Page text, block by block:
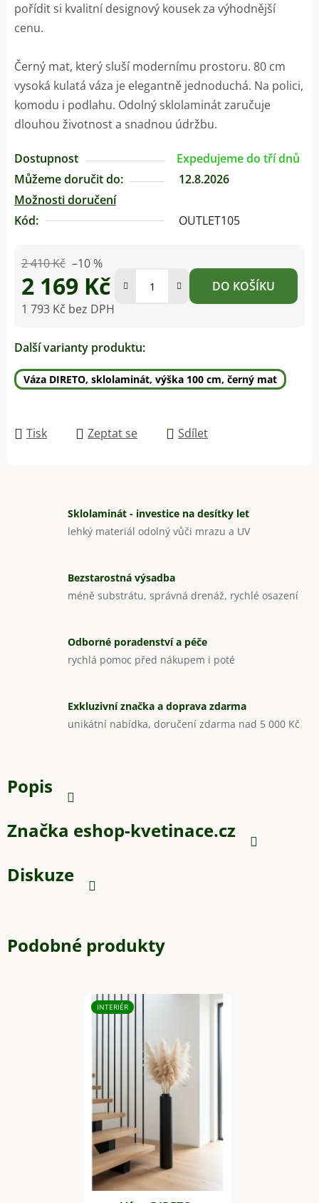
pořídit si kvalitní designový kousek za výhodnější
cenu.
Černý mat, který sluší modernímu prostoru. 80 cm
vysoká kulatá váza je elegantně jednoduchá. Na polici,
komodu i podlahu. Odolný sklolaminát zaručuje
dlouhou životnost a snadnou údržbu.
Dostupnost
Expedujeme do tří dnů
Můžeme doručit do:
12.8.2026
Možnosti doručení
Kód:
OUTLET105
2 410 Kč –10 %
2 169 Kč
1 793 Kč bez DPH
DO KOŠÍKU
Další varianty produktu:
Váza DIRETO, sklolaminát, výška 100 cm, černý mat
Tisk Zeptat se Sdílet
Sklolaminát - investice na desítky let
lehký materiál odolný vůči mrazu a UV
Bezstarostná výsadba
méně substrátu, správná drenáž, rychlé osazení
Odborné poradenství a péče
rychlá pomoc před nákupem i poté
Exkluzivní značka a doprava zdarma
unikátní nabídka, doručení zdarma nad 5 000 Kč
Popis
Značka eshop-kvetinace.cz
Diskuze
Podobné produkty
INTERIÉR